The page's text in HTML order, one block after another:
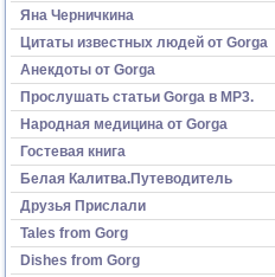
Яна Черничкина
Цитаты известных людей от Gorga
Анекдоты от Gorga
Прослушать статьи Gorga в МР3.
Народная медицина от Gorga
Гостевая книга
Белая Калитва.Путеводитель
Друзья Прислали
Tales from Gorg
Dishes from Gorg